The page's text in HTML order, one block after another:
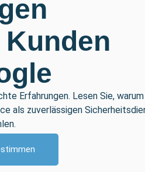
Erfahrungen. Lesen Sie,
als zuverlässigen